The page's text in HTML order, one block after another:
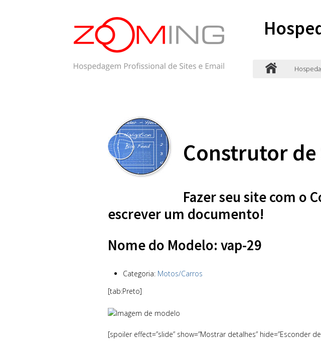
Construtor de
Fazer seu site com o
escrever um documento!
Nome do Modelo: vap-29
Categoria: Motos/Carros
[tab:Preto]
[spoiler effect=”slide” show=”Mostrar detalhes” hide=”Esconder